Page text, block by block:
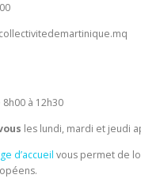
à 12h30
les lundi, mardi et jeudi
d’accueil vous permet de